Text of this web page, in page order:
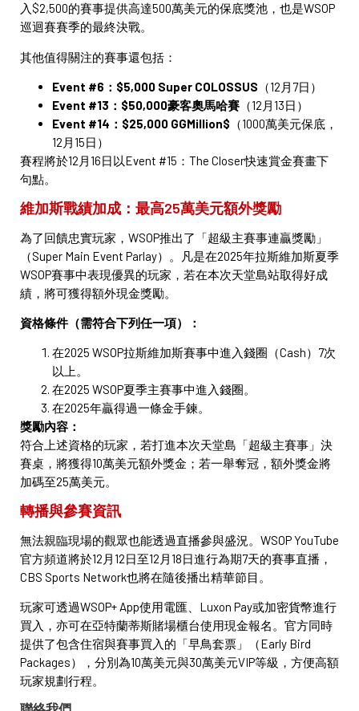
入$2,500的賽事提供高達500萬美元的保底獎池，也是WSOP
巡迴賽賽季的最終決戰。
其他值得關注的賽事還包括：
Event #6：$5,000 Super COLOSSUS （12月7日）
Event #13：$50,000豪客奧馬哈賽 （12月13日）
Event #14：$25,000 GGMillion$ （1000萬美元保底，
12月15日）
賽程將於12月16日以Event #15：The Closer快速賞金賽畫下
句點。
維加斯戰績加成：最高25萬美元額外獎勵
為了回饋忠實玩家，WSOP推出了「超級主賽事連贏獎勵」
（Super Main Event Parlay）。凡是在2025年拉斯維加斯夏季
WSOP賽事中表現優異的玩家，若在本次天堂島站取得好成
績，將可獲得額外現金獎勵。
資格條件（需符合下列任一項）：
在2025 WSOP拉斯維加斯賽事中進入錢圈（Cash）7次
以上。
在2025 WSOP夏季主賽事中進入錢圈。
在2025年贏得過一條金手鍊。
獎勵內容：
符合上述資格的玩家，若打進本次天堂島「超級主賽事」決
賽桌，將獲得10萬美元額外獎金；若一舉奪冠，額外獎金將
加碼至25萬美元。
轉播與參賽資訊
無法親臨現場的觀眾也能透過直播參與盛況。WSOP YouTube
官方頻道將於12月12日至12月18日進行為期7天的賽事直播，
CBS Sports Network也將在隨後播出精華節目。
玩家可透過WSOP+ App使用電匯、Luxon Pay或加密貨幣進行
買入，亦可在亞特蘭蒂斯賭場櫃台使用現金報名。官方同時
提供了包含住宿與賽事買入的「早鳥套票」（Early Bird
Packages），分別為10萬美元與30萬美元VIP等級，方便高額
玩家規劃行程。